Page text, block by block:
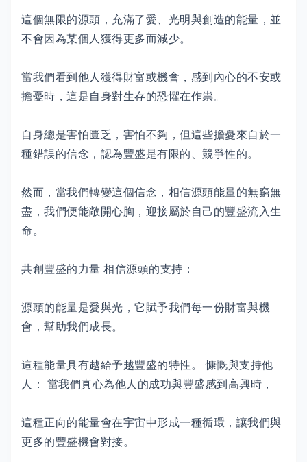
這個無限的源頭，充滿了愛、光明與創造的能量，並
不會因為某個人獲得更多而減少。
當我們看到他人獲得財富或機會，感到內心的不安或
擔憂時，這是自身對生存的恐懼在作祟。
自身總是害怕匱乏，害怕不夠，但這些擔憂來自於一
種錯誤的信念，認為豐盛是有限的、競爭性的。
然而，當我們轉變這個信念，相信源頭能量的無窮無
盡，我們便能敞開心胸，迎接屬於自己的豐盛流入生
命。
共創豐盛的力量 相信源頭的支持：
源頭的能量是愛與光，它賦予我們每一份財富與機
會，幫助我們成長。
這種能量具有越給予越豐盛的特性。 慷慨與支持他
人： 當我們真心為他人的成功與豐盛感到高興時，
這種正向的能量會在宇宙中形成一種循環，讓我們與
更多的豐盛機會對接。